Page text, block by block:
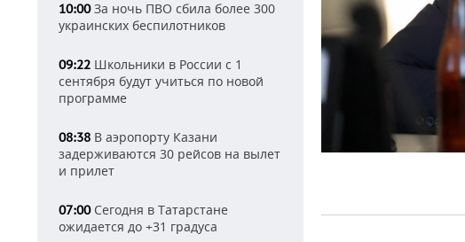
10:00За ночь ПВО сбила более 300
украинских беспилотников
09:22 Школьники в России с 1
сентября будут учиться по новой
программе
08:38 В аэропорту Казани
задерживаются 30 рейсов на вылет
и прилет
07:00Сегодня в Татарстане
ожидается до +31 градуса